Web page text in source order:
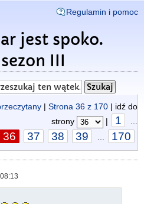
Regulamin i pomoc
jest spoko.
III
| Strona 36 z 170 | idź do
strony
| 1
36 37 38 39 170